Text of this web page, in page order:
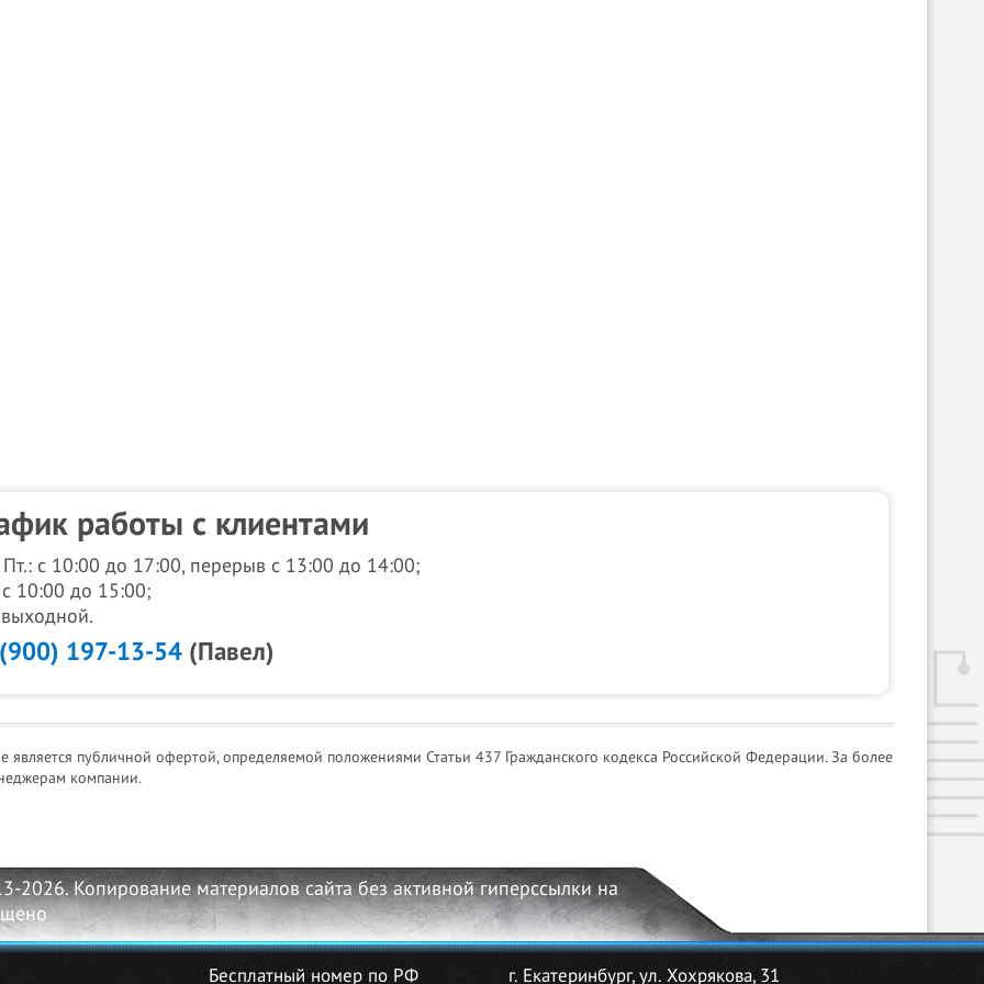
работы с клиентами
Пт.: с 10:00 до 17:00, перерыв с 13:00 до 14:00;
10:00 до 15:00;
197-13-54 (Павел)
публичной офертой, определяемой положениями Статьи 437 Гражданского кодекса Российской Федерации. За более
компании.
2026. Копирование материалов сайта без активной гиперссылки на
Бесплатный номер по РФ г. Екатеринбург, ул. Хохрякова, 31